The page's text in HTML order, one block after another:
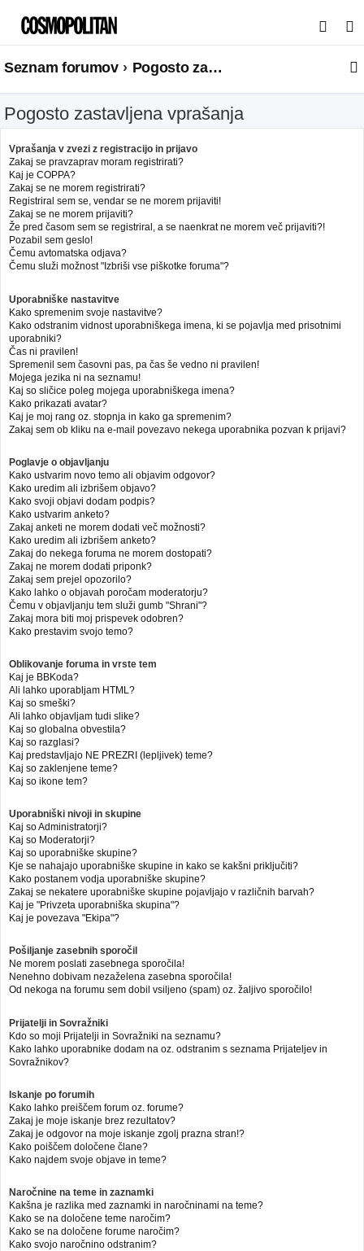
s
a
Seznam forumov Pogosto zastavljena vprašanja
Pogosto zastavljena vprašanja
Vprašanja v zvezi z registracijo in prijavo
Zakaj se pravzaprav moram registrirati?
Kaj je COPPA?
Zakaj se ne morem registrirati?
Registriral sem se, vendar se ne morem prijaviti!
Zakaj se ne morem prijaviti?
Že pred časom sem se registriral, a se naenkrat ne morem več prijaviti?!
Pozabil sem geslo!
Čemu avtomatska odjava?
Čemu služi možnost "Izbriši vse piškotke foruma"?
Uporabniške nastavitve
Kako spremenim svoje nastavitve?
Kako odstranim vidnost uporabniškega imena, ki se pojavlja med prisotnimi
uporabniki?
Čas ni pravilen!
Spremenil sem časovni pas, pa čas še vedno ni pravilen!
Mojega jezika ni na seznamu!
Kaj so sličice poleg mojega uporabniškega imena?
Kako prikazati avatar?
Kaj je moj rang oz. stopnja in kako ga spremenim?
Zakaj sem ob kliku na e-mail povezavo nekega uporabnika pozvan k prijavi?
Poglavje o objavljanju
Kako ustvarim novo temo ali objavim odgovor?
Kako uredim ali izbrišem objavo?
Kako svoji objavi dodam podpis?
Kako ustvarim anketo?
Zakaj anketi ne morem dodati več možnosti?
Kako uredim ali izbrišem anketo?
Zakaj do nekega foruma ne morem dostopati?
Zakaj ne morem dodati priponk?
Zakaj sem prejel opozorilo?
Kako lahko o objavah poročam moderatorju?
Čemu v objavljanju tem služi gumb "Shrani"?
Zakaj mora biti moj prispevek odobren?
Kako prestavim svojo temo?
Oblikovanje foruma in vrste tem
Kaj je BBKoda?
Ali lahko uporabljam HTML?
Kaj so smeški?
Ali lahko objavljam tudi slike?
Kaj so globalna obvestila?
Kaj so razglasi?
Kaj predstavljajo NE PREZRI (lepljivek) teme?
Kaj so zaklenjene teme?
Kaj so ikone tem?
Uporabniški nivoji in skupine
Kaj so Administratorji?
Kaj so Moderatorji?
Kaj so uporabniške skupine?
Kje se nahajajo uporabniške skupine in kako se kakšni priključiti?
Kako postanem vodja uporabniške skupine?
Zakaj se nekatere uporabniške skupine pojavljajo v različnih barvah?
Kaj je "Privzeta uporabniška skupina"?
Kaj je povezava "Ekipa"?
Pošiljanje zasebnih sporočil
Ne morem poslati zasebnega sporočila!
Nenehno dobivam nezaželena zasebna sporočila!
Od nekoga na forumu sem dobil vsiljeno (spam) oz. žaljivo sporočilo!
Prijatelji in Sovražniki
Kdo so moji Prijatelji in Sovražniki na seznamu?
Kako lahko uporabnike dodam na oz. odstranim s seznama Prijateljev in
Sovražnikov?
Iskanje po forumih
Kako lahko preiščem forum oz. forume?
Zakaj je moje iskanje brez rezultatov?
Zakaj je odgovor na moje iskanje zgolj prazna stran!?
Kako poiščem določene člane?
Kako najdem svoje objave in teme?
Naročnine na teme in zaznamki
Kakšna je razlika med zaznamki in naročninami na teme?
Kako se na določene teme naročim?
Kako se na določene forume naročim?
Kako svojo naročnino odstranim?